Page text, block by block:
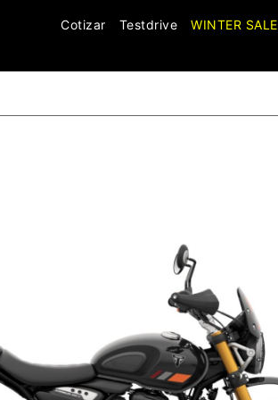
Cotizar Testdrive WINTER SALE